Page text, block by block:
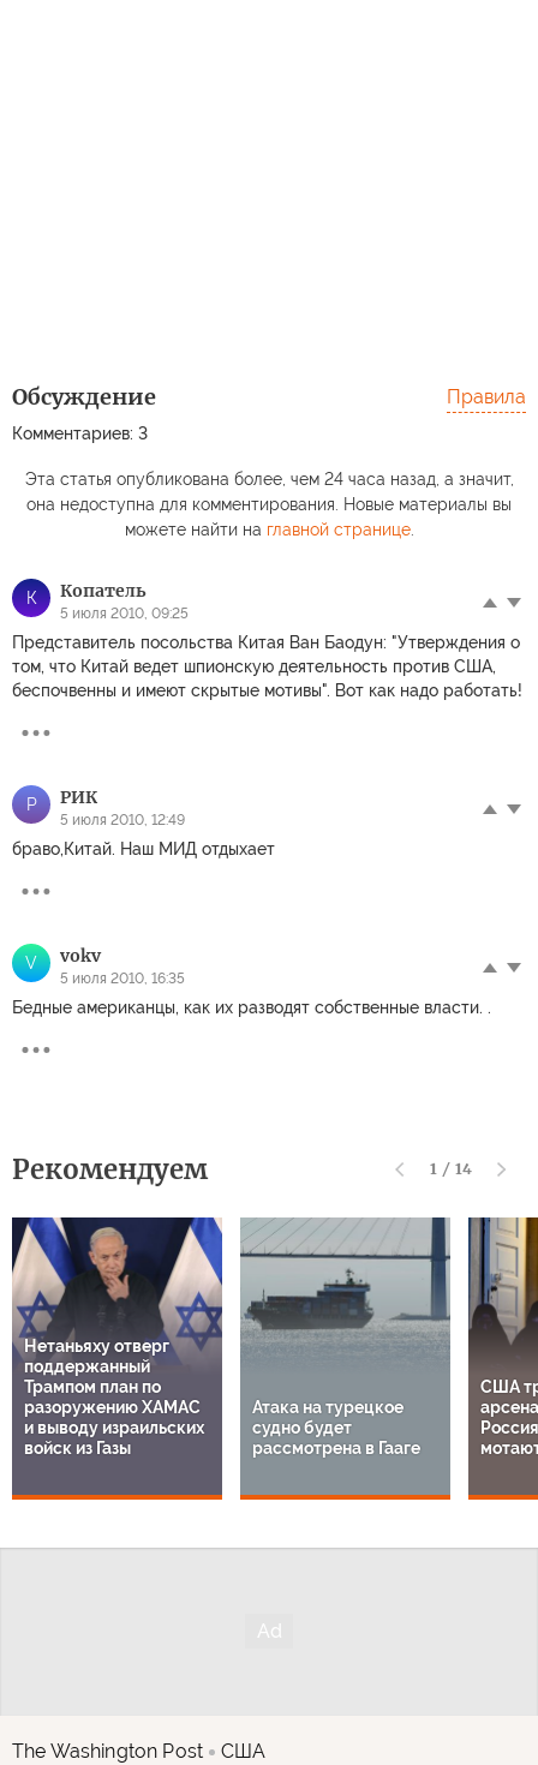
Обсуждение
Комментариев: 3
Правила
Эта статья опубликована более, чем 24 часа назад, а значит,
она недоступна для комментирования. Новые материалы вы
можете найти на главной странице.
К Копатель
5 июля 2010, 09:25
Представитель посольства Китая Ван Баодун: "Утверждения о
том, что Китай ведет шпионскую деятельность против США,
беспочвенны и имеют скрытые мотивы". Вот как надо работать!
Р РИК
5 июля 2010, 12:49
браво,Китай. Наш МИД отдыхает
V vokv
5 июля 2010, 16:35
Бедные американцы, как их разводят собственные власти. .
Рекомендуем 1 / 14
Нетаньяху отверг
поддержанный
Трампом план по
разоружению ХАМАС
и выводу израильских
войск из Газы
Атака на турецкое
судно будет
рассмотрена в Гааге
США
The Washington Post США